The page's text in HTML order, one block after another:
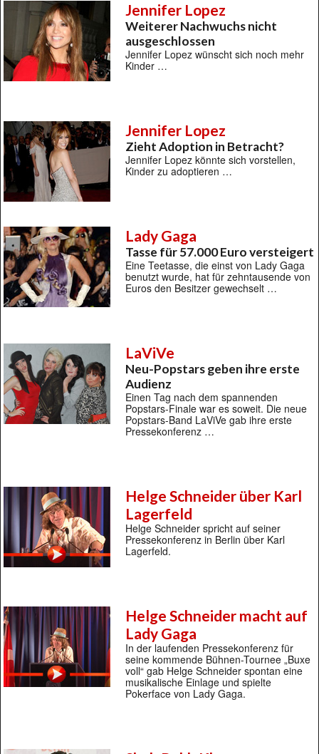
Jennifer Lopez
Weiterer Nachwuchs nicht
ausgeschlossen
Jennifer Lopez wünscht sich noch mehr
Kinder …
Jennifer Lopez
Zieht Adoption in Betracht?
Jennifer Lopez könnte sich vorstellen,
Kinder zu adoptieren …
Lady Gaga
Tasse für 57.000 Euro versteigert
Eine Teetasse, die einst von Lady Gaga
benutzt wurde, hat für zehntausende von
Euros den Besitzer gewechselt …
LaViVe
Neu-Popstars geben ihre erste
Audienz
Einen Tag nach dem spannenden
Popstars-Finale war es soweit. Die neue
Popstars-Band LaViVe gab ihre erste
Pressekonferenz …
Helge Schneider über Karl
Lagerfeld
Helge Schneider spricht auf seiner
Pressekonferenz in Berlin über Karl
Lagerfeld.
Helge Schneider macht auf
Lady Gaga
In der laufenden Pressekonferenz für
seine kommende Bühnen-Tournee „Buxe
voll“ gab Helge Schneider spontan eine
musikalische Einlage und spielte
Pokerface von Lady Gaga.